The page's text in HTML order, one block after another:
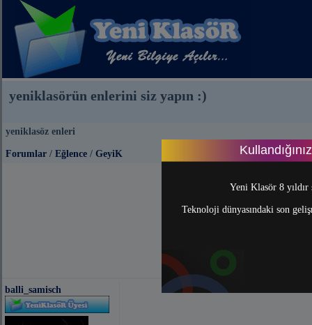
Yeni Klasör 8
Teknoloji dünyasındaki son
yeniklasörün enlerini siz yapın :)
yeniklasöz enleri
Forumlar / Eğlence / GeyiK
balli_samisch